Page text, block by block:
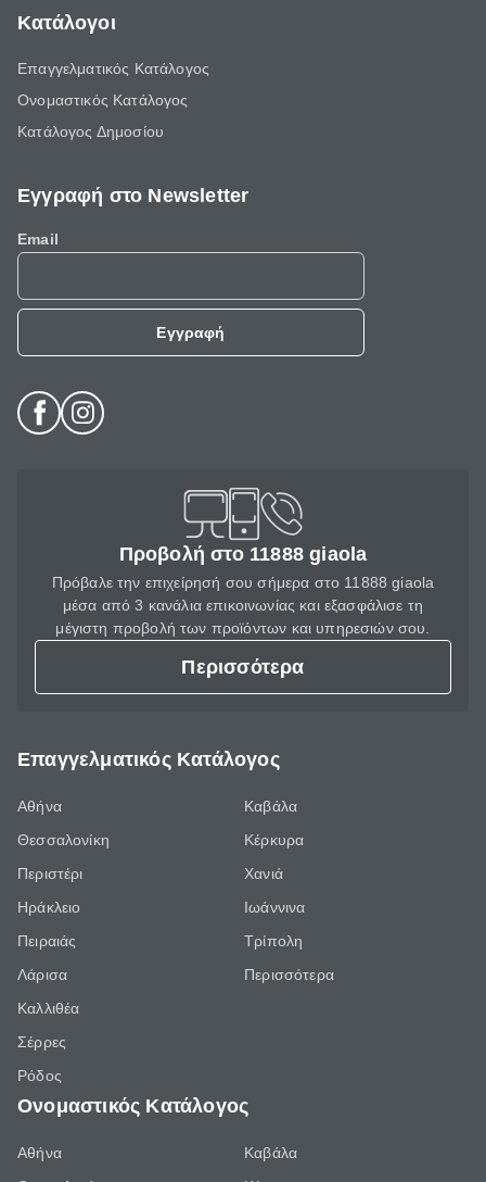
Κατάλογοι
Επαγγελματικός Κατάλογος
Ονομαστικός Κατάλογος
Κατάλογος Δημοσίου
Εγγραφή στο Newsletter
Email
Εγγραφή
Προβολή στο 11888 giaola
Πρόβαλε την επιχείρησή σου σήμερα στο 11888 giaola
μέσα από 3 κανάλια επικοινωνίας και εξασφάλισε τη
μέγιστη προβολή των προϊόντων και υπηρεσιών σου.
Περισσότερα
Επαγγελματικός Κατάλογος
Αθήνα
Θεσσαλονίκη
Περιστέρι
Ηράκλειο
Πειραιάς
Λάρισα
Καλλιθέα
Σέρρες
Ρόδος
Καβάλα
Κέρκυρα
Χανιά
Ιωάννινα
Τρίπολη
Περισσότερα
Ονομαστικός Κατάλογος
Αθήνα
Καβάλα